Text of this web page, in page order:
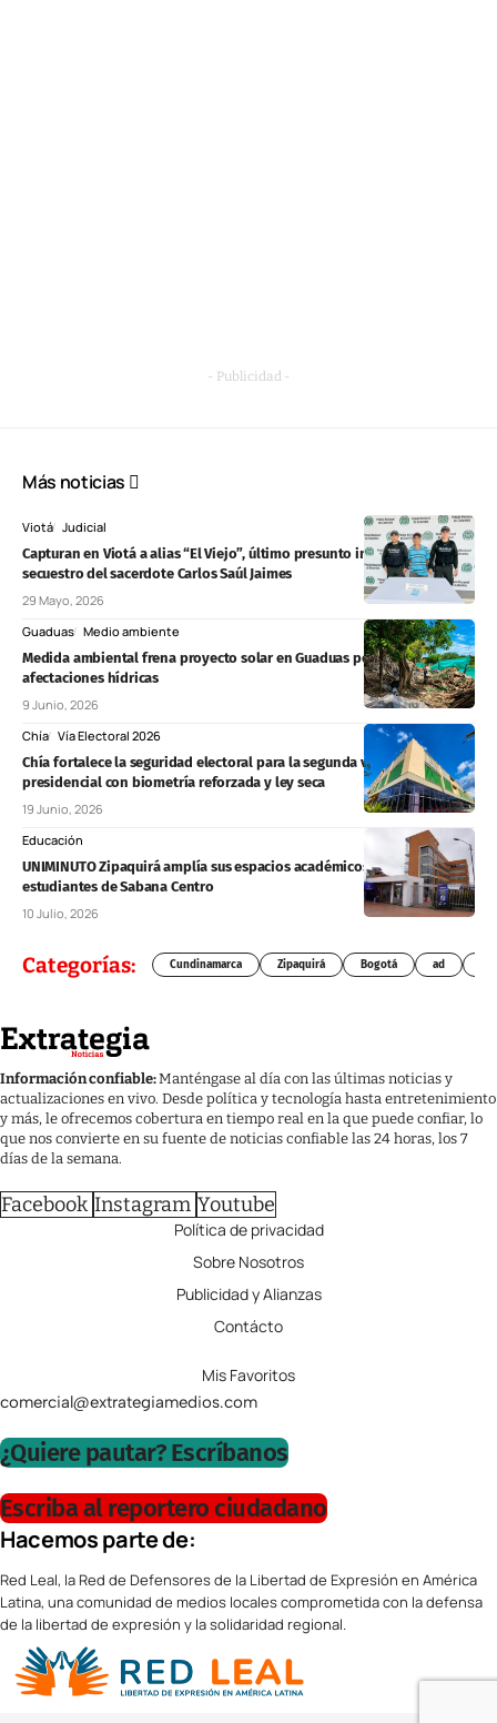
- Publicidad -
Más noticias
Viotá Judicial
Capturan en Viotá a alias “El Viejo”, último presunto implicado en el
secuestro del sacerdote Carlos Saúl Jaimes
29 Mayo, 2026
Guaduas Medio ambiente
Medida ambiental frena proyecto solar en Guaduas por presuntas
afectaciones hídricas
9 Junio, 2026
Chía Vía Electoral 2026
Chía fortalece la seguridad electoral para la segunda vuelta
presidencial con biometría reforzada y ley seca
19 Junio, 2026
Educación
UNIMINUTO Zipaquirá amplía sus espacios académicos para
estudiantes de Sabana Centro
10 Julio, 2026
Categorías: Cundinamarca Zipaquirá Bogotá ad
Información confiable:Manténgase al día con las últimas noticias y
actualizaciones en vivo. Desde política y tecnología hasta entretenimiento
y más, le ofrecemos cobertura en tiempo real en la que puede confiar, lo
que nos convierte en su fuente de noticias confiable las 24 horas, los 7
días de la semana.
Facebook Instagram Youtube
Política de privacidad
Sobre Nosotros
Publicidad y Alianzas
Contácto
Mis Favoritos
comercial@extrategiamedios.com
¿Quiere pautar? Escríbanos
Escriba al reportero ciudadano
Hacemos parte de:
Red Leal, la Red de Defensores de la Libertad de Expresión en América
Latina, una comunidad de medios locales comprometida con la defensa
de la libertad de expresión y la solidaridad regional.